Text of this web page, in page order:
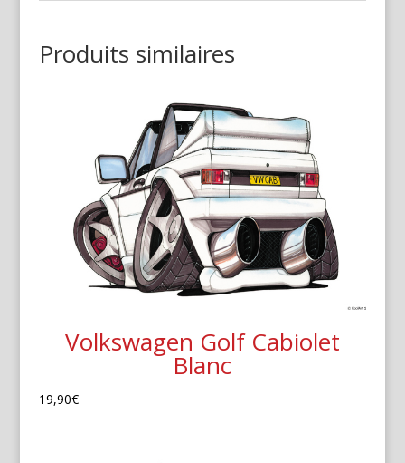
Produits similaires
Volkswagen Golf Cabiolet
Blanc
19,90€